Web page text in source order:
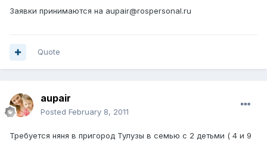
Заявки принимаются на aupair@rospersonal.ru
Quote
aupair
Posted February 8, 2011
Требуется няня в пригород Тулузы в семью с 2 детьми ( 4 и 9